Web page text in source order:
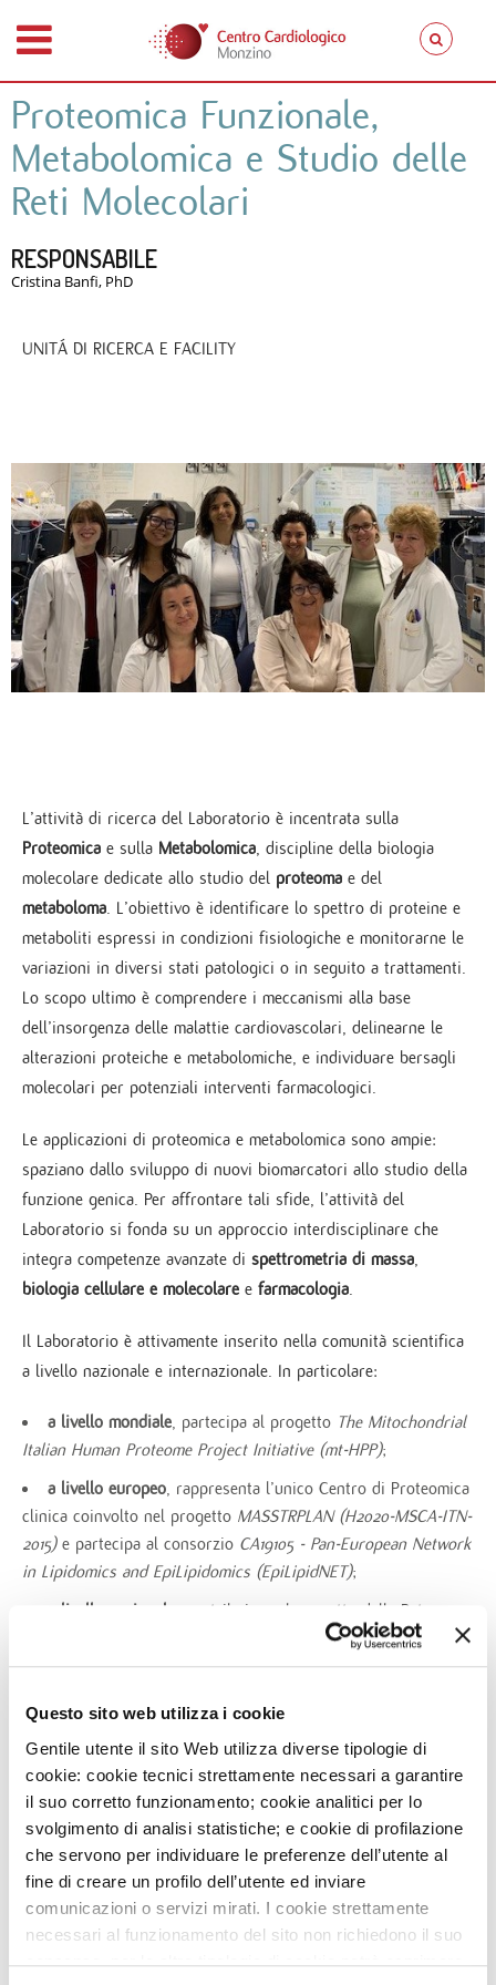
Questo sito web utilizza i cookie
Gentile utente il sito Web utilizza diverse tipologie di
cookie: cookie tecnici strettamente necessari a garantire
il suo corretto funzionamento; cookie analitici per lo
svolgimento di analisi statistiche; e cookie di profilazione
che servono per individuare le preferenze dell’utente al
fine di creare un profilo dell’utente ed inviare
comunicazioni o servizi mirati. I cookie strettamente
necessari al funzionamento del sito non richiedono il suo
consenso, per le altre tipologie di cookie potrà esprimere
Proteomica Funzionale,
Metabolomica e Studio delle
Reti Molecolari
RESPONSABILE
Cristina Banfi, PhD
UNITÁ DI RICERCA E FACILITY
L’attività di ricerca del Laboratorio è incentrata sulla
Proteomica e sulla Metabolomica , discipline della biologia
molecolare dedicate allo studio del proteoma e del
metaboloma . L’obiettivo è identificare lo spettro di proteine e
metaboliti espressi in condizioni fisiologiche e monitorarne le
variazioni in diversi stati patologici o in seguito a trattamenti.
Lo scopo ultimo è comprendere i meccanismi alla base
dell’insorgenza delle malattie cardiovascolari, delinearne le
alterazioni proteiche e metabolomiche, e individuare bersagli
molecolari per potenziali interventi farmacologici.
Le applicazioni di proteomica e metabolomica sono ampie:
spaziano dallo sviluppo di nuovi biomarcatori allo studio della
funzione genica. Per affrontare tali sfide, l’attività del
Laboratorio si fonda su un approccio interdisciplinare che
integra competenze avanzate di spettrometria di massa
biologia cellulare e molecolare e farmacologia
Il Laboratorio è attivamente inserito nella comunità scientifica
a livello nazionale e internazionale. In particolare:
a livello mondiale, partecipa al progetto The Mitochondrial
Italian Human Proteome Project Initiative (mt-HPP);
a livello europeo, rappresenta l’unico Centro di Proteomica
clinica coinvolto nel progetto MASSTRPLAN (H2020-MSCA-ITN-
2015)e partecipa al consorzio CA19105 - Pan-European Network
in Lipidomics and EpiLipidomics (EpiLipidNET);
a livello nazionale
, contribuisce al progetto della Rete
Cardiologica Italiana volto all’applicazione della spettrometria
di massa per la validazione di nuovi marcatori di patologie